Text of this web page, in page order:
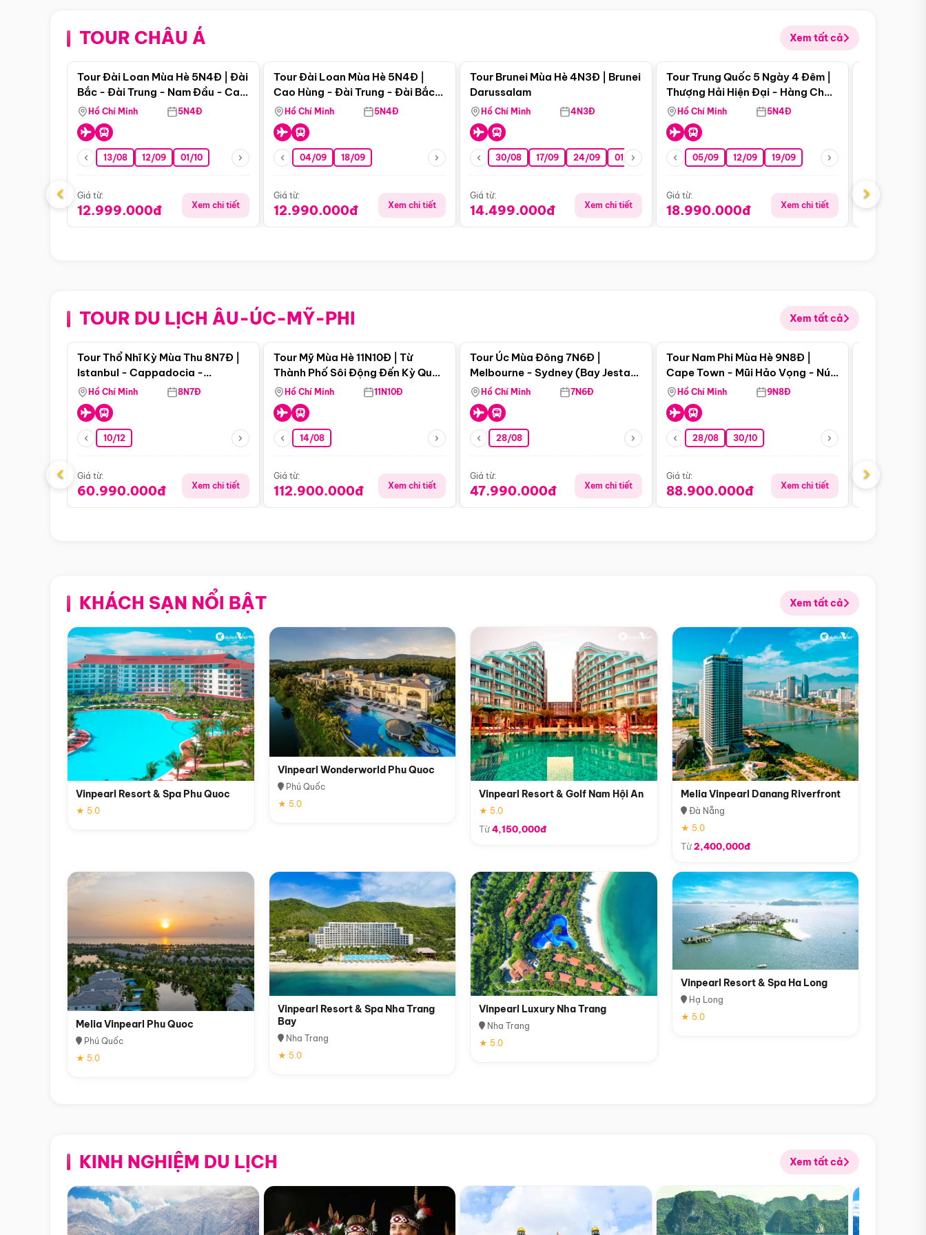
TOUR CHÂU Á Xem tất cả
Điểm nổi bật
Tour Đài Loan Mùa Hè 5N4Đ | Đài
Bắc - Đài Trung - Nam Đầu - Cao
Hùng ( Bay Vn)
Hồ Chí Minh 5N4Đ
13/08 12/09 01/10
Giá từ:
12.999.000đ Xem chi tiết
Tour Đài Loan Mùa Hè 5N4Đ |
Cao Hùng - Đài Trung - Đài Bắc
(Bay Vj)
Hồ Chí Minh 5N4Đ
04/09 18/09
Giá từ:
12.990.000đ Xem chi tiết
Tour Brunei Mùa Hè 4N3Đ | Brunei
Darussalam
Hồ Chí Minh 4N3Đ
30/08 17/09 24/09 01/10 15/10 29/10
Giá từ:
14.499.000đ Xem chi tiết
Điểm nổi bật
Tour Trung Quốc 5 Ngày 4 Đêm |
Thượng Hải Hiện Đại - Hàng Châu
Nên Thơ - Ô Trấn Cổ Kính
Hồ Chí Minh 5N4Đ
05/09 12/09 19/09
Giá từ:
18.990.000đ Xem chi tiết
Giá từ:
‹ ›
TOUR DU LỊCH ÂU-ÚC-MỸ-PHI Xem tất cả
Điểm nổi bật
Tour Thổ Nhĩ Kỳ Mùa Thu 8N7Đ |
Istanbul - Cappadocia -
Pamukkale
Hồ Chí Minh 8N7Đ
10/12
Giá từ:
60.990.000đ Xem chi tiết
Tour Mỹ Mùa Hè 11N10Đ | Từ
Thành Phố Sôi Động Đến Kỳ Quan
Thiên Nhiên Mỹ
Hồ Chí Minh 11N10Đ
14/08
Giá từ:
112.900.000đ Xem chi tiết
Tour Úc Mùa Đông 7N6Đ |
Melbourne - Sydney (Bay Jestar
Airways)
Hồ Chí Minh 7N6Đ
28/08
Giá từ:
47.990.000đ Xem chi tiết
Điểm nổi bật
Tour Nam Phi Mùa Hè 9N8Đ |
Cape Town - Mũi Hảo Vọng - Núi
Bàn - Johannesburg - Pretoria -
Safari - Lodge
Hồ Chí Minh 9N8Đ
28/08 30/10
Giá từ:
88.900.000đ Xem chi tiết
Giá từ:
‹ ›
KHÁCH SẠN NỔI BẬT Xem tất cả
Vinpearl Resort & Spa Phu Quoc
★ 5.0
Vinpearl Wonderworld Phu Quoc
Phú Quốc
★ 5.0
Vinpearl Resort & Golf Nam Hội An
★ 5.0
Từ4,150,000đ
Melia Vinpearl Danang Riverfront
Đà Nẵng
★ 5.0
Từ2,400,000đ
Melia Vinpearl Phu Quoc
Phú Quốc
★ 5.0
Vinpearl Resort & Spa Nha Trang
Bay
Nha Trang
★ 5.0
Vinpearl Luxury Nha Trang
Nha Trang
★ 5.0
Vinpearl Resort & Spa Ha Long
Hạ Long
★ 5.0
KINH NGHIỆM DU LỊCH Xem tất cả